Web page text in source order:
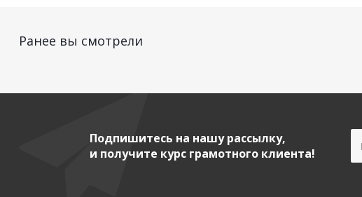
Ранее вы смотрели
Подпишитесь на нашу рассылку,
и получите курс грамотного клиента!